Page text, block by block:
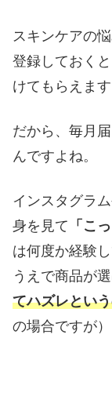
スキンケアの
登録しておく
けてもらえます
だから、毎月
んですよね。
インスタグラ
身を見て 「こ
は何度か経験
うえで商品が
てハズレとい
の場合ですが）